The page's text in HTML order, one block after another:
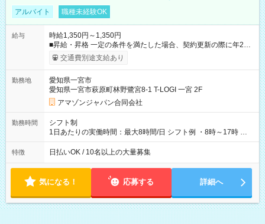
アルバイト 職種未経験OK
給与
時給1,350円～1,350円
■昇給・昇格 一定の条件を満たした場合、契約更新の際に年2回
まで昇給の機会があります。 ■正社員登用制度あり ※月末締/翌
月25日支払い ※時間外手当、別途支給 ※深夜割増賃金 (22:00～
☆Amazon直雇用で安定して働けます！ 【試用期間】試用期間
あり 試用期間の長さ：1週間 雇用形態、給与は本採用時と同じ
です。
交通費別途支給あり
勤務地
愛知県一宮市
愛知県一宮市萩原町林野鷺宮8-1 T-LOGI 一宮 2F
アマゾンジャパン合同会社
勤務時間
シフト制
1日あたりの実働時間：最大8時間/日 シフト例 ・8時～17時 ・
12時～21時
特徴 日払いOK / 10名以上の大量募集
気になる！ 応募する 詳細へ